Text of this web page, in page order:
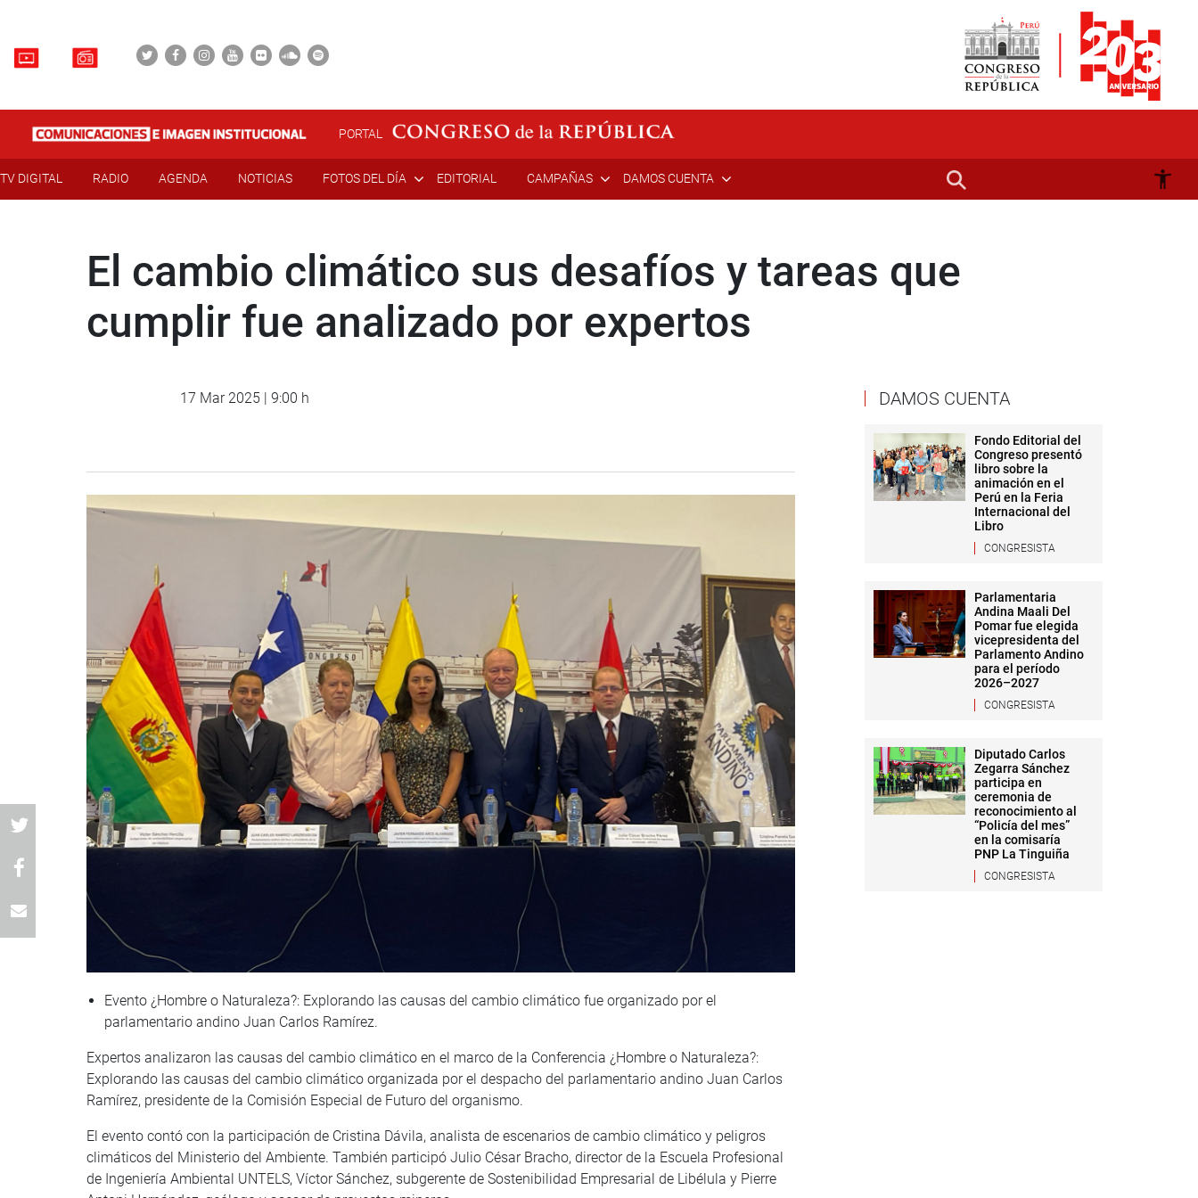
PORTAL
TV DIGITAL RADIO AGENDA NOTICIAS FOTOS DEL DÍA EDITORIAL CAMPAÑAS DAMOS CUENTA
El cambio climático sus desafíos y tareas que
cumplir fue analizado por expertos
17 Mar 2025 | 9:00 h
Evento ¿Hombre o Naturaleza?: Explorando las causas del cambio climático fue organizado por el
parlamentario andino Juan Carlos Ramírez.
Expertos analizaron las causas del cambio climático en el marco de la Conferencia ¿Hombre o Naturaleza?:
Explorando las causas del cambio climático organizada por el despacho del parlamentario andino Juan Carlos
Ramírez, presidente de la Comisión Especial de Futuro del organismo.
El evento contó con la participación de Cristina Dávila, analista de escenarios de cambio climático y peligros
climáticos del Ministerio del Ambiente. También participó Julio César Bracho, director de la Escuela Profesional
de Ingeniería Ambiental UNTELS, Víctor Sánchez, subgerente de Sostenibilidad Empresarial de Libélula y Pierre
DAMOS CUENTA
Fondo Editorial del
Congreso presentó
libro sobre la
animación en el
Perú en la Feria
Internacional del
Libro
CONGRESISTA
Parlamentaria
Andina Maali Del
Pomar fue elegida
vicepresidenta del
Parlamento Andino
para el período
2026–2027
CONGRESISTA
Diputado Carlos
Zegarra Sánchez
participa en
ceremonia de
reconocimiento al
“Policía del mes”
en la comisaría
PNP La Tinguiña
CONGRESISTA